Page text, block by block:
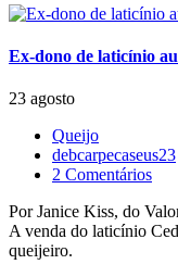
Ex-dono de laticínio
23 agosto
Queijo
debcarpecaseus23
2 Comentários
Por Janice Kiss, do
A venda do laticínio
queijeiro.